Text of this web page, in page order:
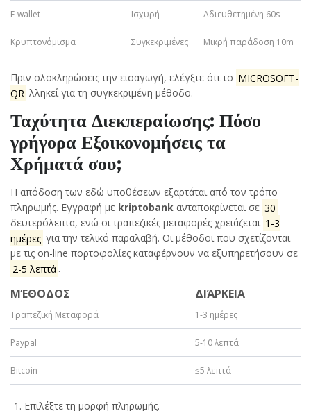
E-wallet Ισχυρή Αδιευθετημένη 60s
Κρυπτονόμισμα Συγκεκριμένες Μικρή παράδοση 10m
Πριν ολοκληρώσεις την εισαγωγή, ελέγξτε ότι το MICROSOFT-
QR λληκεί για τη συγκεκριμένη μέθοδο.
Ταχύτητα Διεκπεραίωσης: Πόσο
γρήγορα Εξοικονομήσεις τα
Χρήματά σου;
Η απόδοση των εδώ υποθέσεων εξαρτάται από τον τρόπο
πληρωμής. Εγγραφή με kriptobank ανταποκρίνεται σε 30
δευτερόλεπτα, ενώ οι τραπεζικές μεταφορές χρειάζεται 1-3
ημέρες για την τελικό παραλαβή. Οι μέθοδοι που σχετίζονται
με τις on-line πορτοφολίες καταφέρνουν να εξυπηρετήσουν σε
2-5 λεπτά .
ΜΈΘΟΔΟΣ ΔΙΆΡΚΕΙΑ
Τραπεζική Μεταφορά 1-3 ημέρες
Paypal 5-10 λεπτά
Bitcoin ≤5 λεπτά
Επιλέξτε τη μορφή πληρωμής.